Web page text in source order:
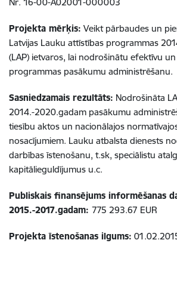
Projekta mērķis: Veikt pārbaudes un
Latvijas Lauku attīstības programmas
(LAP) ietvaros, lai nodrošinātu efektīvu
programmas pasākumu administrēšanu.
Sasniedzamais rezultāts: Nodrošināta
2014.-2020.gadam pasākumu
tiesību aktos un nacionālajos
nosacījumiem. Lauku atbalsta dienests
darbības īstenošanu, t.sk, speciālistu
kapitālieguldījumus u.c.
Publiskais finansējums informēšanas
2015.-2017.gadam: 775 293.67 EUR
Projekta īstenošanas ilgums: